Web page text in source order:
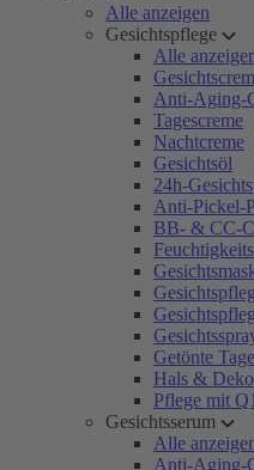
Alle anzeigen
Gesichtspflege
Alle
Anti-Aging-
Tagescreme
Nachtcreme
Gesichtsöl
24h-
Anti-Pickel-
BB- & CC-
Getönte
Hals &
Pflege mit
Gesichtsserum
Alle
Anti-Aging-